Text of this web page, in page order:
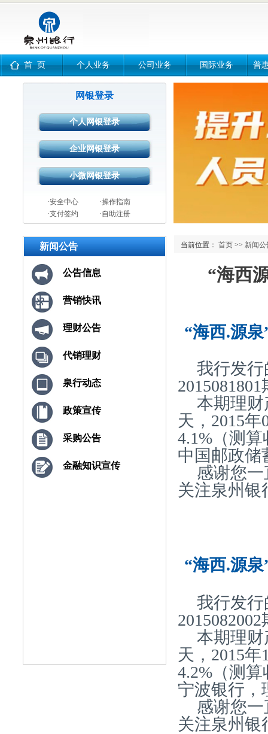
个人业务 公司业务 国际业务 普
首 页
网银登录
·安全中心
·操作指南
·支付签约
·自助注册
新闻公告
公告信息
营销快讯
理财公告
代销理财
泉行动态
政策宣传
采购公告
金融知识宣传
当前位置： 首页 >> 新闻公
“海西
“海西.源
我行发行
本期理财
天，2015
4.1%（测
中国邮政储
感谢您
关注泉州银
“海西.源
我行发行
本期理财
天，2015
4.2%（测
宁波银行，
感谢您
关注泉州银